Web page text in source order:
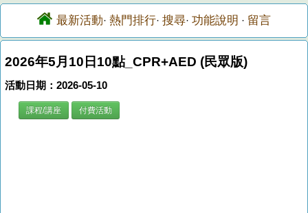
最新活動· 熱門排行· 搜尋· 功能說明 · 留言
2026年5月10日10點_CPR+AED (民眾版)
活動日期：2026-05-10
課程/講座 付費活動